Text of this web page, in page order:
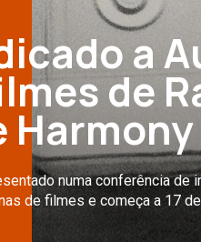
a
de
numa conferência de
de filmes e começa a 17